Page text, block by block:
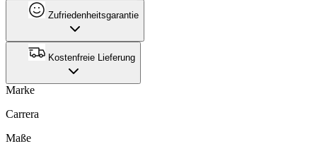
Zufriedenheitsgarantie
Kostenfreie Lieferung
Marke
Carrera
Maße